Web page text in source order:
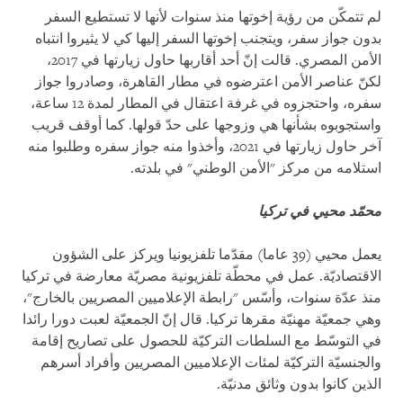
لم تتمكّن من رؤية إخوتها منذ سنوات لأنها لا تستطيع السفر
بدون جواز سفر، ويتجنب إخوتها السفر إليها كي لا يثيروا انتباه
الأمن المصري. قالت إنّ أحد أقاربها حاول زيارتها في 2017،
لكنّ عناصر الأمن اعترضوه في مطار القاهرة، وصادروا جواز
سفره، واحتجزوه في غرفة اعتقال في المطار لمدة 12 ساعة،
واستجوبوه بشأنها هي وزوجها على حدّ قولها. كما أوقف قريب
آخر حاول زيارتها في 2021، وأخذوا منه جواز سفره وطلبوا منه
استلامه من مركز "الأمن الوطني" في بلدته.
محمّد محيي في تركيا
يعمل محيي (39 عاما) مقدّما تلفزيونيا ويركز على الشؤون
الاقتصاديّة. عمل في محطّة تلفزيونية مصريّة معارضة في تركيا
منذ عدّة سنوات، وأسّس "رابطة الإعلاميين المصريين بالخارج"،
وهي جمعيّة مهنيّة مقرها تركيا. قال إنّ الجمعيّة لعبت دورا رائدا
في التوسّط مع السلطات التركيّة للحصول على تصاريح إقامة
والجنسيّة التركيّة لمئات الإعلاميين المصريين وأفراد أسرهم
الذين كانوا بدون وثائق مدنيّة.